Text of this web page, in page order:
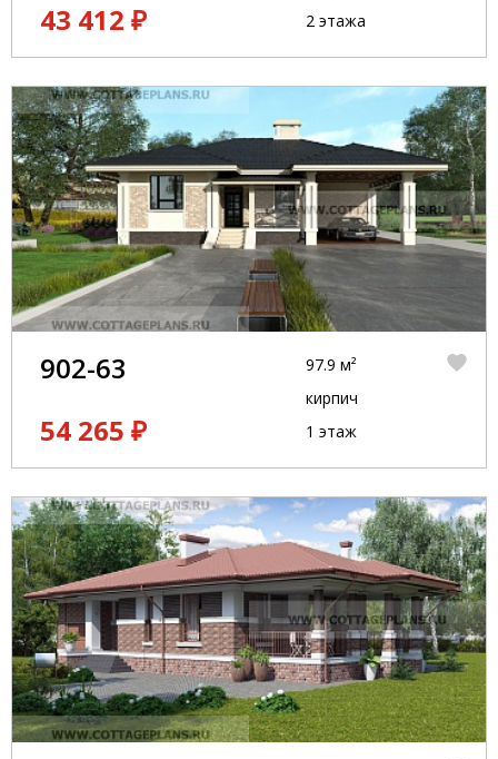
43 412 ₽
2 этажа
902-63
54 265 ₽
97.9 м²
кирпич
1 этаж